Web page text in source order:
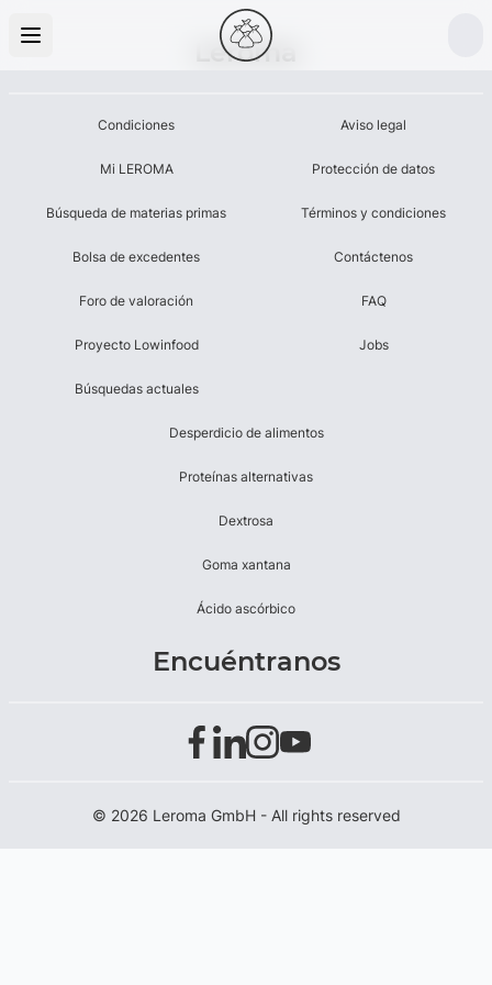
Leroma
Condiciones
Mi LEROMA
Búsqueda de materias primas
Bolsa de excedentes
Foro de valoración
Proyecto Lowinfood
Búsquedas actuales
Aviso legal
Protección de datos
Términos y condiciones
Contáctenos
FAQ
Jobs
Desperdicio de alimentos
Proteínas alternativas
Dextrosa
Goma xantana
Ácido ascórbico
Encuéntranos
© 2026 Leroma GmbH - All rights reserved